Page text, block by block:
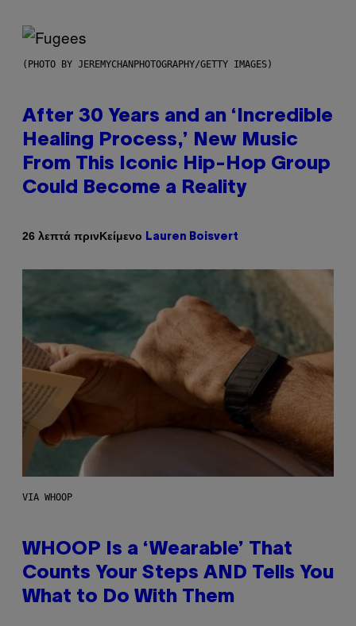
(PHOTO BY JEREMYCHANPHOTOGRAPHY/GETTY IMAGES)
After 30 Years and an ‘Incredible
Healing Process,’ New Music
From This Iconic Hip-Hop Group
Could Become a Reality
26 λεπτά πρινΚείμενο Lauren Boisvert
VIA WHOOP
WHOOP Is a ‘Wearable’ That
Counts Your Steps AND Tells You
What to Do With Them